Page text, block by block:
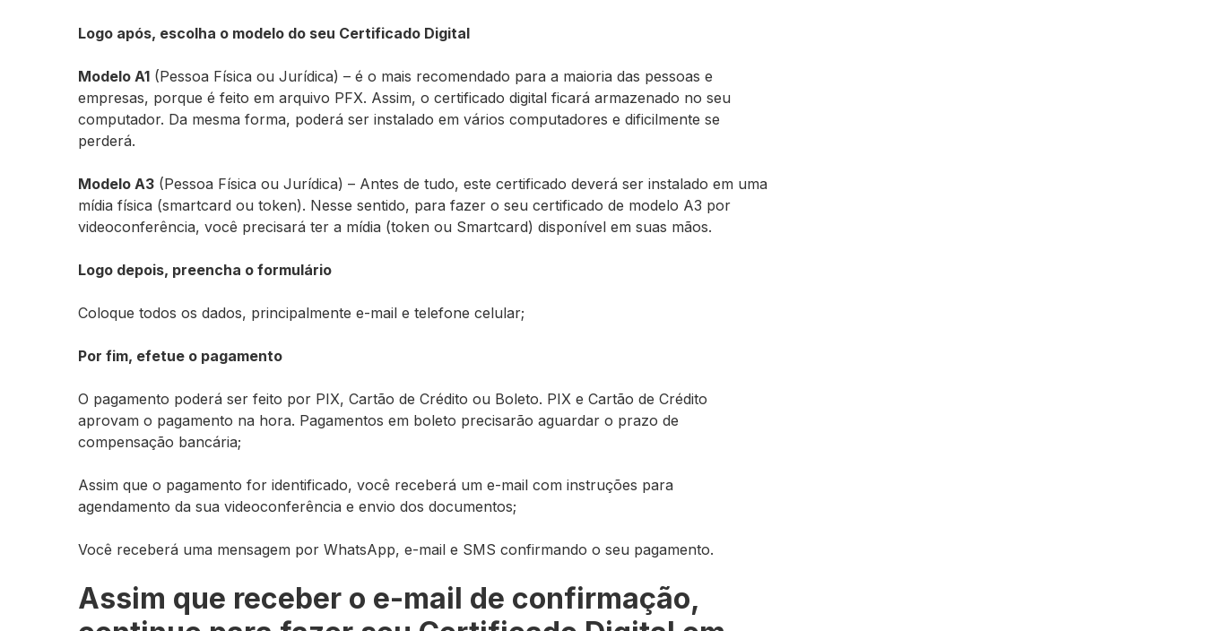
Logo após, escolha o modelo do seu Certificado Digital
Modelo A1 (Pessoa Física ou Jurídica) – é o mais recomendado para a maioria das pessoas e
empresas, porque é feito em arquivo PFX. Assim, o certificado digital ficará armazenado no seu
computador. Da mesma forma, poderá ser instalado em vários computadores e dificilmente se
perderá.
Modelo A3 (Pessoa Física ou Jurídica) – Antes de tudo, este certificado deverá ser instalado em uma
mídia física (smartcard ou token). Nesse sentido, para fazer o seu certificado de modelo A3 por
videoconferência, você precisará ter a mídia (token ou Smartcard) disponível em suas mãos.
Logo depois, preencha o formulário
Coloque todos os dados, principalmente e-mail e telefone celular;
Por fim, efetue o pagamento
O pagamento poderá ser feito por PIX, Cartão de Crédito ou Boleto. PIX e Cartão de Crédito
aprovam o pagamento na hora. Pagamentos em boleto precisarão aguardar o prazo de
compensação bancária;
Assim que o pagamento for identificado, você receberá um e-mail com instruções para
agendamento da sua videoconferência e envio dos documentos;
Você receberá uma mensagem por WhatsApp, e-mail e SMS confirmando o seu pagamento.
Assim que receber o e-mail de confirmação,